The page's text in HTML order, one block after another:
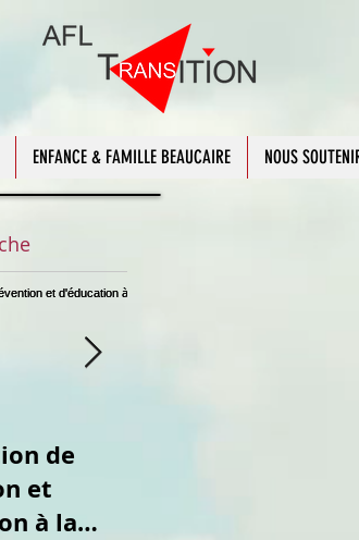
ENFANCE & FAMILLE BEAUCAIRE NOUS
de
et
à la